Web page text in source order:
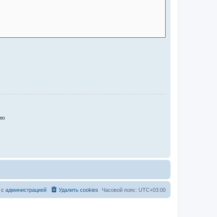
Часовой пояс: UTC+03:00
Удалить cookies
администрацией